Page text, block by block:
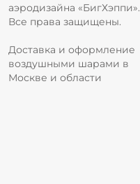
аэродизайна «БигХэппи».
Все права защищены.
Доставка и оформление
воздушными шарами в
Москве и области